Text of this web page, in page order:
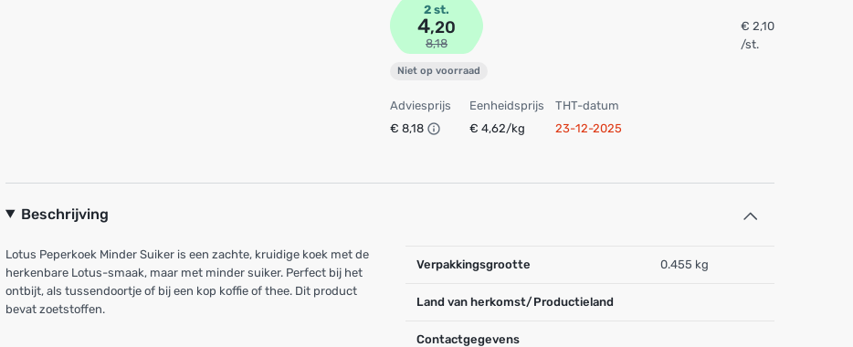
2 st.
4,20
8,18
€ 2,10
/st.
Niet op voorraad
Adviesprijs
€ 8,18
Eenheidsprijs
€ 4,62/kg
THT-datum
23-12-2025
Beschrijving
Lotus Peperkoek Minder Suiker is een zachte, kruidige koek met de
herkenbare Lotus-smaak, maar met minder suiker. Perfect bij het
ontbijt, als tussendoortje of bij een kop koffie of thee. Dit product
bevat zoetstoffen.
Verpakkingsgrootte 0.455 kg
Land van herkomst/Productieland
Contactgegevens